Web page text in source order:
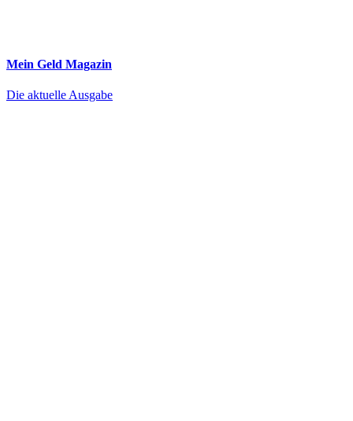
Mein Geld Magazin
Die aktuelle Ausgabe